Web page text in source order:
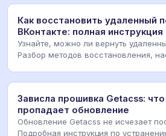
Как восстановить удаленный
ВКонтакте: полная инструкция
Узнайте, можно ли вернуть
Разбор методов восстановления,
Зависла прошивка Getacss:
пропадает обновление
Обновление Getacss не исчезает
Подробная инструкция по